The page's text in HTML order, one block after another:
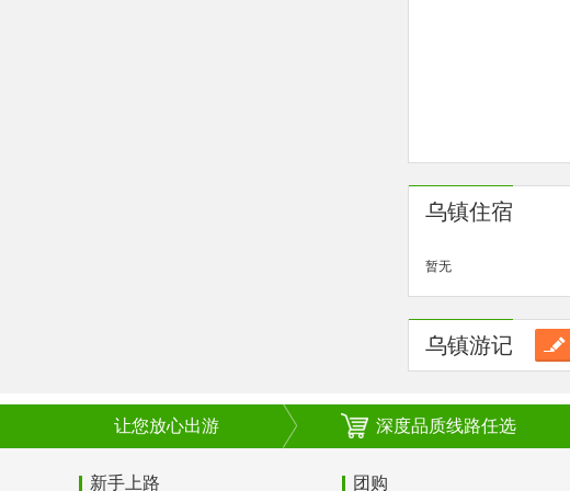
乌镇住宿
暂无
乌镇游记
让您放心出游 深度品质线路任选
新手上路 团购